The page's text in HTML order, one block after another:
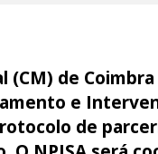
(CM) de
e
de